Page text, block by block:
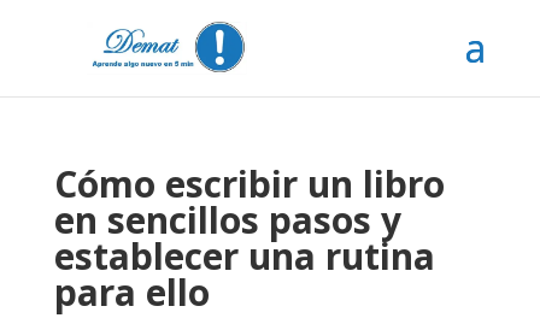
Cómo escribir un libro
en sencillos pasos y
establecer una rutina
para ello